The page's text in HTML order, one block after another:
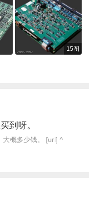
15图
到呀。
大概多少钱。 [url] ^